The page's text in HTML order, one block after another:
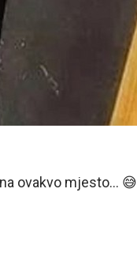
ovakvo mjesto... 😅